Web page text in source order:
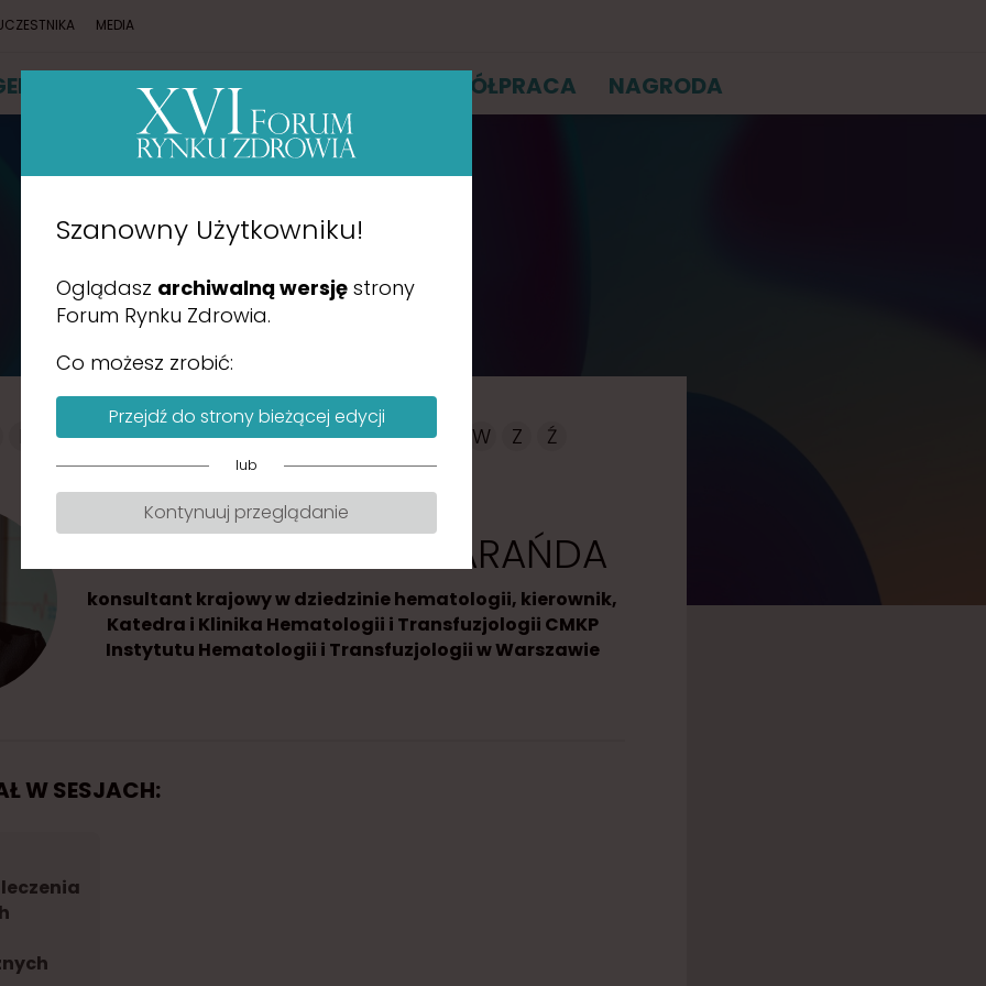
PRELEGENCI WSPÓŁPRACA NAGRODA
MEDIA
PRELEGENCI
G H J K L M N O P R S W Z Ź
PROF. EWA LECH-MARAŃDA
konsultant krajowy w dziedzinie hematologii, kierownik,
Katedra i Klinika Hematologii i Transfuzjologii CMKP
Instytutu Hematologii i Transfuzjologii w Warszawie
W SESJACH:
Szanowny Użytkowniku!
Oglądasz archiwalną wersję strony
Forum Rynku Zdrowia.
Co możesz zrobić:
Przejdź do strony bieżącej edycji
lub
Kontynuuj przeglądanie